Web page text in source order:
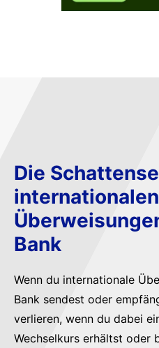
Die
internationalen
Bank
Wenn du internationale
Bank sendest oder
verlieren, wenn du dabei
Wechselkurs erhältst oder